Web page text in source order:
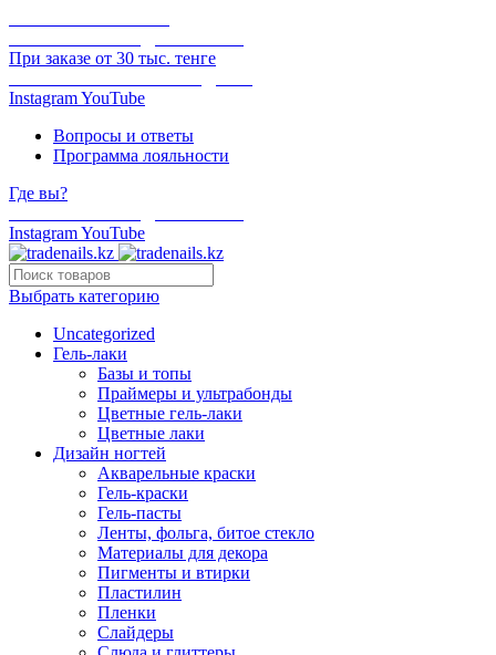
При заказе от 30 тыс. тенге
InstagramYouTube
Вопросы и ответы
Программа лояльности
Где вы?
InstagramYouTube
Выбрать категорию
Uncategorized
Гель-лаки
Базы и топы
Праймеры и ультрабонды
Цветные гель-лаки
Цветные лаки
Дизайн ногтей
Акварельные краски
Гель-краски
Гель-пасты
Ленты, фольга, битое стекло
Материалы для декора
Пигменты и втирки
Пластилин
Пленки
Слайдеры